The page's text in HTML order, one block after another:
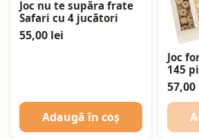
Joc nu te supăra frate
Safari cu 4 jucători
55,00 lei
Adaugă în coș
Joc
145
57,00